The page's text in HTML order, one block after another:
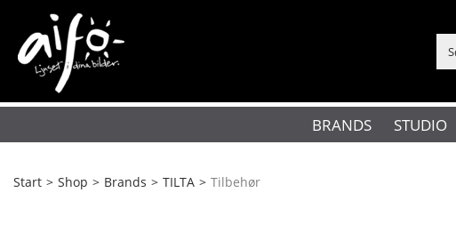
BRANDS STUDIO
Start > Shop > Brands > TILTA > Tilbehør